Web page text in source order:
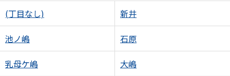
(丁目なし) 新井
池ノ嶋 石原
乳母ケ嶋 大嶋